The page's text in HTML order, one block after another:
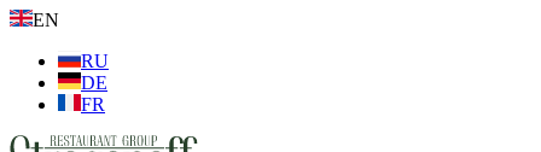
EN
RU
DE
FR